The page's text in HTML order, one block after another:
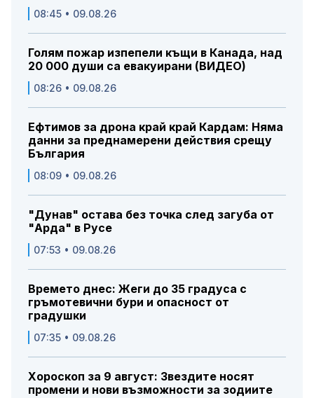
08:45 • 09.08.26
Голям пожар изпепели къщи в Канада, над
20 000 души са евакуирани (ВИДЕО)
08:26 • 09.08.26
Ефтимов за дрона край край Кардам: Няма
данни за преднамерени действия срещу
България
08:09 • 09.08.26
"Дунав" остава без точка след загуба от
"Арда" в Русе
07:53 • 09.08.26
Времето днес: Жеги до 35 градуса с
гръмотевични бури и опасност от
градушки
07:35 • 09.08.26
Хороскоп за 9 август: Звездите носят
промени и нови възможности за зодиите